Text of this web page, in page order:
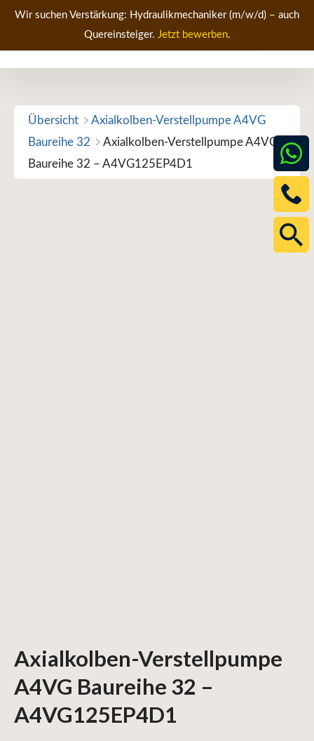
Zum
springen
Wir suchen Verstärkung: Hydraulikmechaniker (m/w/d) – auch
Quereinsteiger. Jetzt bewerben.
Übersicht
Axialkolben-Verstellpumpe A4VG
Baureihe 32
Axialkolben-Verstellpumpe A4VG
Baureihe 32 – A4VG125EP4D1
Axialkolben-Verstellpumpe
A4VG Baureihe 32 –
A4VG125EP4D1